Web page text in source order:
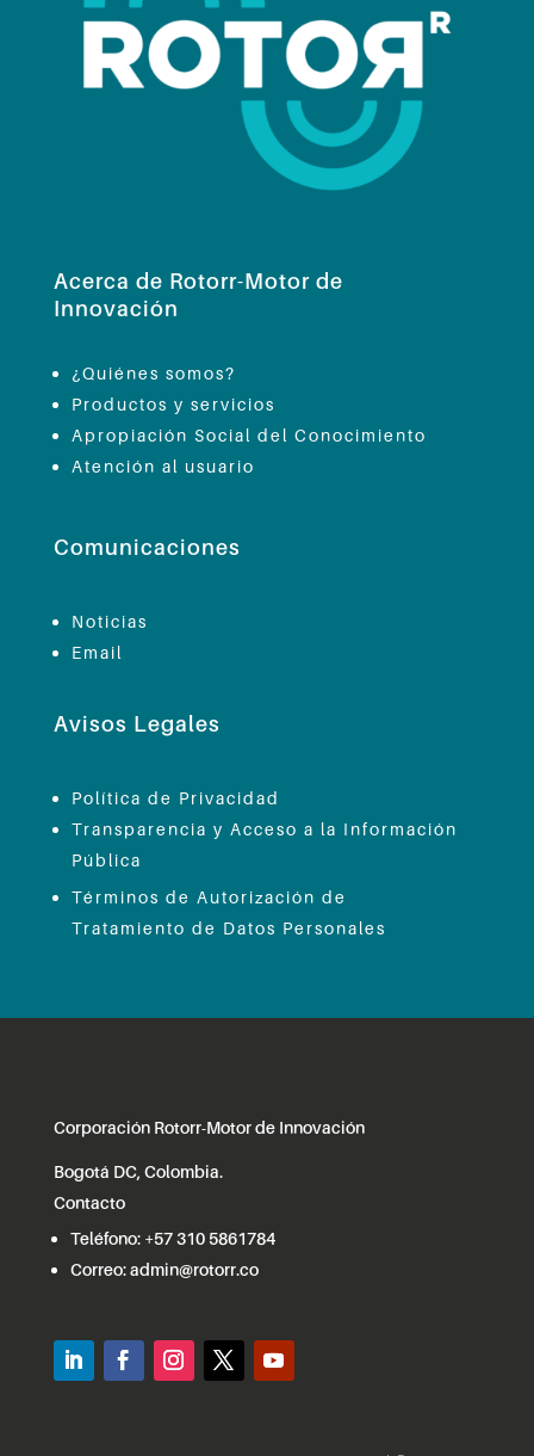
Acerca de Rotorr-Motor de
Innovación
¿Quiénes somos?
Productos y servicios
Apropiación Social del Conocimiento
Atención al usuario
Comunicaciones
Noticias
Email
Avisos Legales
Política de Privacidad
Transparencia y Acceso a la Información
Pública
Términos de Autorización de
Tratamiento de Datos Personales
Corporación Rotorr-Motor de Innovación
Bogotá DC, Colombia.
Contacto
Teléfono: +57 310 5861784
Correo:admin@rotorr.co